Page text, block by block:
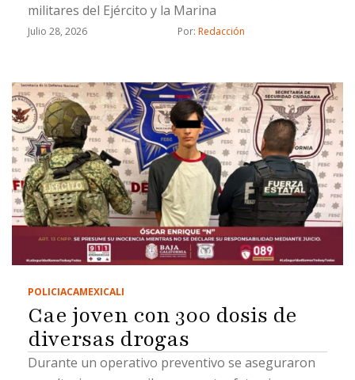
militares del Ejército y la Marina
Julio 28, 2026 Por: Redacción
POLICIACAMEXICALI
Cae joven con 300 dosis de
diversas drogas
Durante un operativo preventivo se aseguraron